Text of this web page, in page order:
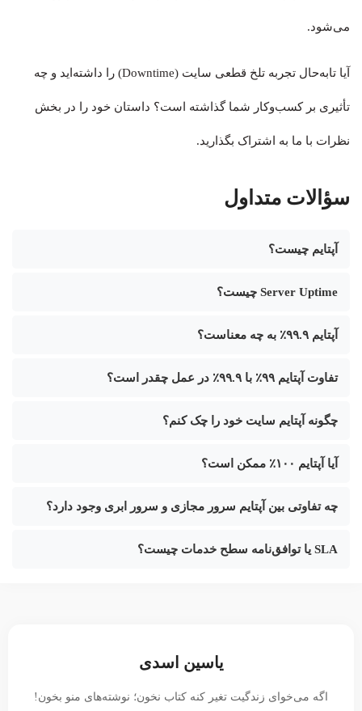
می‌شود.
آیا تابه‌حال تجربه تلخ قطعی سایت (Downtime) را داشته‌اید و چه
تأثیری بر کسب‌وکار شما گذاشته است؟ داستان خود را در بخش
نظرات با ما به اشتراک بگذارید.
سؤالات متداول
آپتایم چیست؟
Server Uptime چیست؟
آپتایم ۹۹.۹٪ به چه معناست؟
تفاوت آپتایم ۹۹٪ با ۹۹.۹٪ در عمل چقدر است؟
چگونه آپتایم سایت خود را چک کنم؟
آیا آپتایم ۱۰۰٪ ممکن است؟
چه تفاوتی بین آپتایم سرور مجازی و سرور ابری وجود دارد؟
SLA یا توافق‌نامه سطح خدمات چیست؟
یاسین اسدی
اگه می‌خوای زندگیت تغیر کنه کتاب نخون؛ نوشته‌های منو بخون!